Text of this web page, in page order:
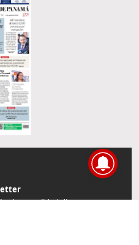
de actualidad directamente en